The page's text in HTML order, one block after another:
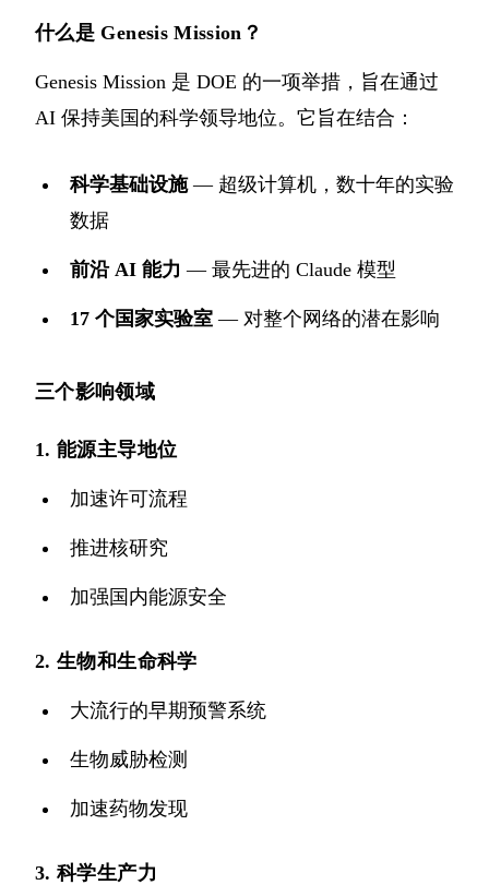
什么是 Genesis Mission？
Genesis Mission 是 DOE 的一项举措，旨在通过
AI 保持美国的科学领导地位。它旨在结合：
科学基础设施— 超级计算机，数十年的实验
数据
前沿 AI 能力 — 最先进的 Claude 模型
17 个国家实验室 — 对整个网络的潜在影响
三个影响领域
1. 能源主导地位
加速许可流程
推进核研究
加强国内能源安全
2. 生物和生命科学
大流行的早期预警系统
生物威胁检测
加速药物发现
3. 科学生产力